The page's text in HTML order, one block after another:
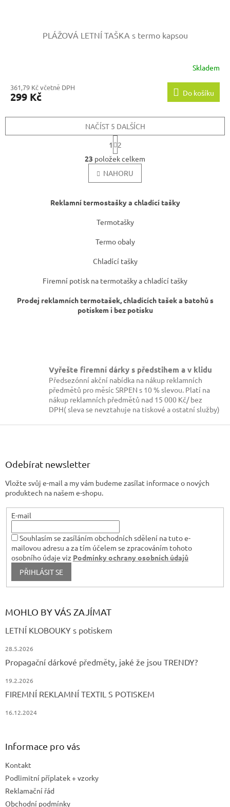
PLÁŽOVÁ LETNÍ TAŠKA s termo kapsou
Skladem
361,79 Kč včetně DPH
299 Kč Do košíku
O
v
l
á
a
í
r
k
v
p
i
NAČÍST 5 DALŠÍCH
S
t
r
á
n
k
v
n
í
1
2
23 položek celkem
NAHORU
Reklamní termostašky a chladící tašky
Termotašky
Termo obaly
Chladící tašky
Firemní potisk na termotašky a chladící tašky
Prodej reklamních termotašek, chladících tašek a batohů s
potiskem i bez potisku
Vyřešte firemní dárky s předstihem a v klidu
Předsezónní akční nabídka na nákup reklamních
předmětů pro měsíc SRPEN s 10 % slevou. Platí na
nákup reklamních předmětů nad 15 000 Kč/ bez
DPH( sleva se nevztahuje na tiskové a ostatní služby)
Odebírat newsletter
Vložte svůj e-mail a my vám budeme zasílat informace o nových
produktech na našem e-shopu.
E-mail
Souhlasím se zasíláním obchodních sdělení na tuto e-
mailovou adresu a za tím účelem se zpracováním tohoto
osobního údaje viz Podmínky ochrany osobních údajů
PŘIHLÁSIT SE
MOHLO BY VÁS ZAJÍMAT
LETNÍ KLOBOUKY s potiskem
28.5.2026
Propagační dárkové předměty, jaké že jsou TRENDY?
19.2.2026
FIREMNÍ REKLAMNÍ TEXTIL S POTISKEM
16.12.2024
Informace pro vás
Kontakt
Podlimitní příplatek + vzorky
Reklamační řád
Obchodní podmínky